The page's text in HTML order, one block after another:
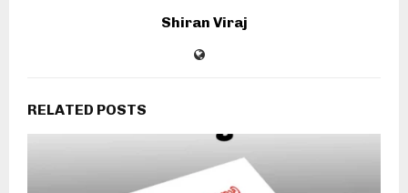
Shiran Viraj
RELATED POSTS